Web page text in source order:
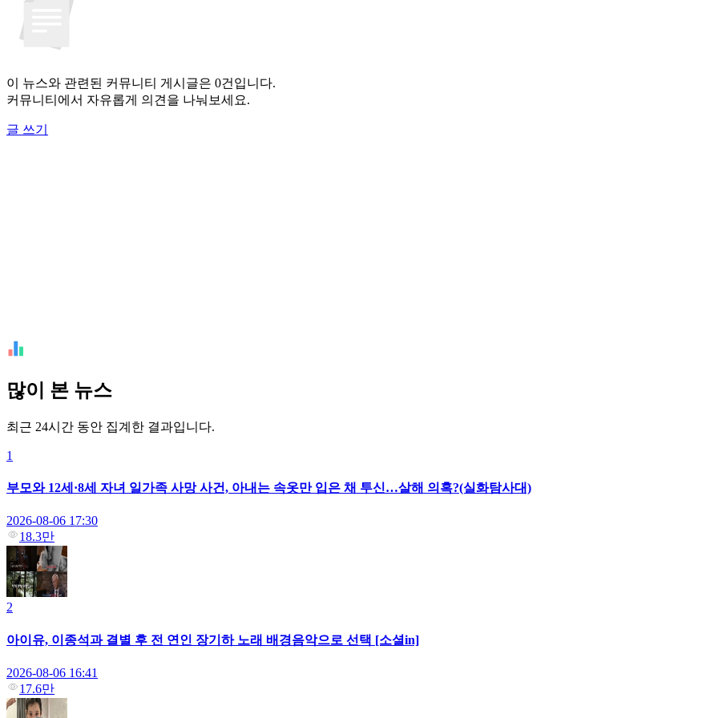
이 뉴스와 관련된 커뮤니티 게시글은 0건입니다.
커뮤니티에서 자유롭게 의견을 나눠보세요.
글 쓰기
많이 본 뉴스
최근 24시간 동안 집계한 결과입니다.
1
부모와 12세·8세 자녀 일가족 사망 사건, 아내는 속옷만 입은 채 투신…살해 의혹?(실화탐사대)
2026-08-06 17:30
18.3만
2
아이유, 이종석과 결별 후 전 연인 장기하 노래 배경음악으로 선택 [소셜in]
2026-08-06 16:41
17.6만